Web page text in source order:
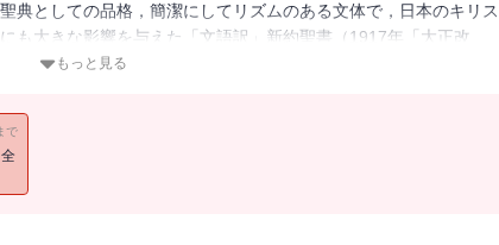
典としての品格，簡潔にしてリズムのある文体で，日本のキリス
も大きな影響を与えた「文語訳」新約聖書（1917年「大正改
「詩篇」（明治訳）を併収．総ルビ．（解説＝鈴木範久）
もっと見る
で